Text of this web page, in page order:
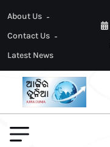
About Us
Contact Us
Latest News